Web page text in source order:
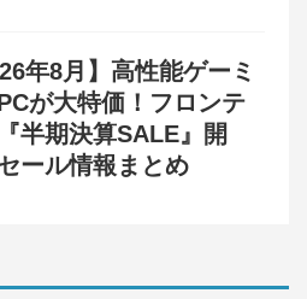
年8月】高性能ゲーミ
が大特価！フロンテ
半期決算SALE』開
ール情報まとめ